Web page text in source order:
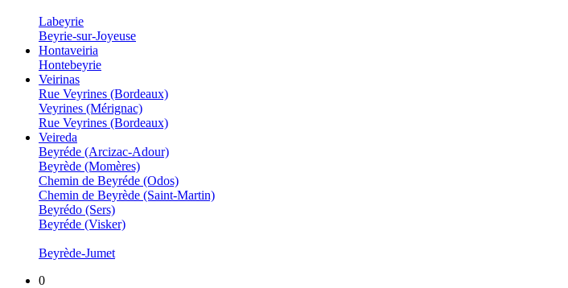
Labeyrie
Beyrie-sur-Joyeuse
Hontaveiria
Hontebeyrie
Veirinas
Rue Veyrines (Bordeaux)
Veyrines (Mérignac)
Rue Veyrines (Bordeaux)
Veireda
Beyréde (Arcizac-Adour)
Beyrède (Momères)
Chemin de Beyréde (Odos)
Chemin de Beyrède (Saint-Martin)
Beyrédo (Sers)
Beyréde (Visker)
Beyrède-Jumet
0